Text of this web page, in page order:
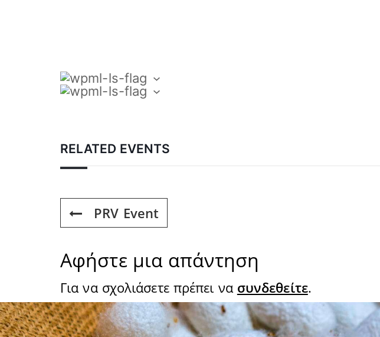
RELATED EVENTS
PRV Event
Αφήστε μια απάντηση
Για να σχολιάσετε πρέπει να συνδεθείτε.